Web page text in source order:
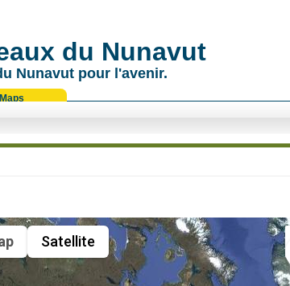
du Nunavut
Nunavut pour l'avenir.
Maps
Satellite